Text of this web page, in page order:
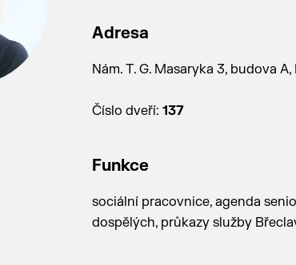
Adresa
Nám. T. G. Masaryka 3, budova
Číslo dveří: 137
Funkce
sociální pracovnice, agenda
dospělých, průkazy služby